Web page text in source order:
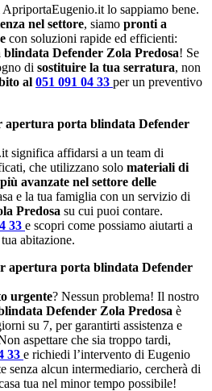
lo sappiamo bene.
nel settore, siamo pronti a
con soluzioni rapide ed efficienti:
Defender Zola Predosa! Se
di sostituire la tua serratura, non
al 051 091 04 33 per un preventivo
apertura porta blindata Defender
significa affidarsi a un team di
che utilizzano solo materiali di
avanzate nel settore delle
e la tua famiglia con un servizio di
Predosa su cui puoi contare.
33 e scopri come possiamo aiutarti a
abitazione.
apertura porta blindata Defender
urgente? Nessun problema! Il nostro
Defender Zola Predosa è
su 7, per garantirti assistenza e
aspettare che sia troppo tardi,
33 e richiedi l’intervento di Eugenio
senza alcun intermediario, cercherà di
tua nel minor tempo possibile!